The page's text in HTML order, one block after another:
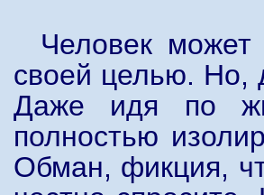
Человек
своей целью. Но,
Даже идя по
полностью
Обман, фикция,